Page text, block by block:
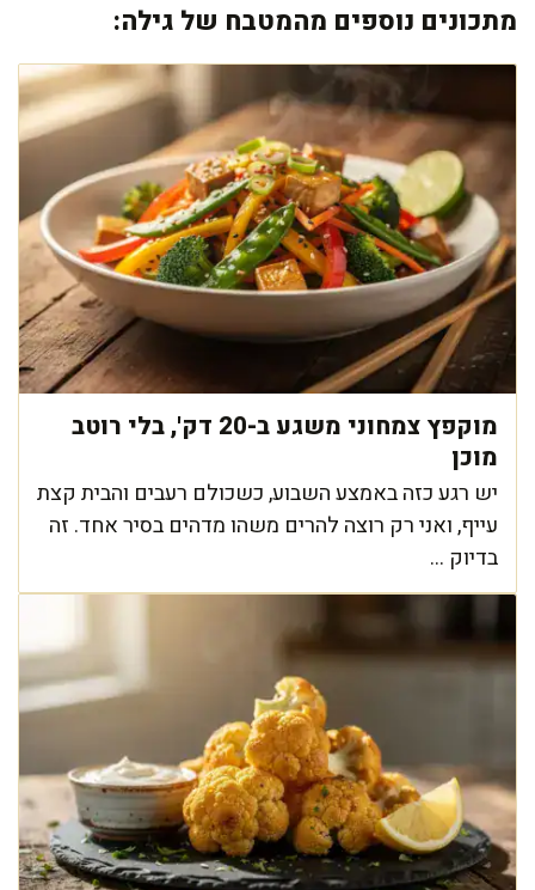
מתכונים נוספים מהמטבח של גילה:
מוקפץ צמחוני משגע ב-20 דק', בלי רוטב
מוכן
יש רגע כזה באמצע השבוע, כשכולם רעבים והבית קצת
עייף, ואני רק רוצה להרים משהו מדהים בסיר אחד. זה
בדיוק ...